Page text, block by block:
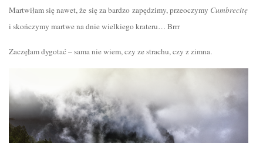
Martwiłam się nawet, że się za bardzo zapędzimy, przeoczymy Cumbrecitę
i skończymy martwe na dnie wielkiego krateru… Brrr
Zaczęłam dygotać – sama nie wiem, czy ze strachu, czy z zimna.